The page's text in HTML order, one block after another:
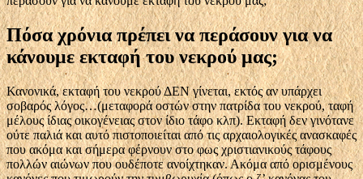
Πόσα χρόνια πρέπει να περάσουν για να
κάνουμε εκταφή του νεκρού μας;
Κανονικά, εκταφή του νεκρού ΔΕΝ γίνεται, εκτός αν υπάρχει
σοβαρός λόγος…(μεταφορά οστών στην πατρίδα του νεκρού, ταφή
μέλους ίδιας οικογένειας στον ίδιο τάφο κλπ). Εκταφή δεν γινότανε
ούτε παλιά και αυτό πιστοποιείται από τις αρχαιολογικές ανασκαφές
που ακόμα και σήμερα φέρνουν στο φως χριστιανικούς τάφους
πολλών αιώνων που ουδέποτε ανοίχτηκαν. Ακόμα από ορισμένους